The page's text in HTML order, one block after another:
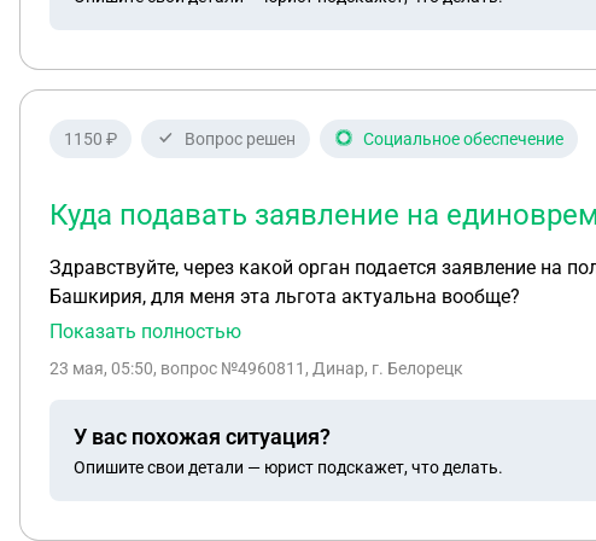
1150 ₽ Вопрос решен Социальное обеспечение
Куда подавать заявление на
Здравствуйте, через какой орган подается заявление на
Башкирия, для меня эта льгота актуальна вообще?
Показать полностью
23 мая, 05:50, вопрос №4960811, Динар, г. Белорецк
У вас похожая ситуация?
Опишите свои детали — юрист подскажет, что делать.